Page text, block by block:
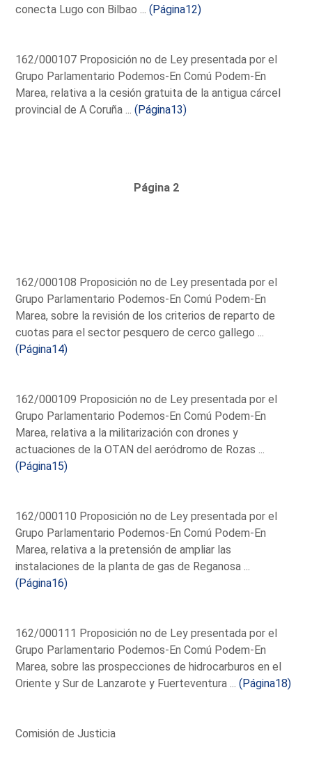
conecta Lugo con Bilbao ...(Página12)
162/000107 Proposición no de Ley presentada por el
Grupo Parlamentario Podemos-En Comú Podem-En
Marea, relativa a la cesión gratuita de la antigua cárcel
provincial de A Coruña ...(Página13)
Página 2
162/000108 Proposición no de Ley presentada por el
Grupo Parlamentario Podemos-En Comú Podem-En
Marea, sobre la revisión de los criterios de reparto de
cuotas para el sector pesquero de cerco gallego ...
(Página14)
162/000109 Proposición no de Ley presentada por el
Grupo Parlamentario Podemos-En Comú Podem-En
Marea, relativa a la militarización con drones y
actuaciones de la OTAN del aeródromo de Rozas ...
(Página15)
162/000110 Proposición no de Ley presentada por el
Grupo Parlamentario Podemos-En Comú Podem-En
Marea, relativa a la pretensión de ampliar las
instalaciones de la planta de gas de Reganosa ...
(Página16)
162/000111 Proposición no de Ley presentada por el
Grupo Parlamentario Podemos-En Comú Podem-En
Marea, sobre las prospecciones de hidrocarburos en el
Oriente y Sur de Lanzarote y Fuerteventura ...(Página18)
Comisión de Justicia